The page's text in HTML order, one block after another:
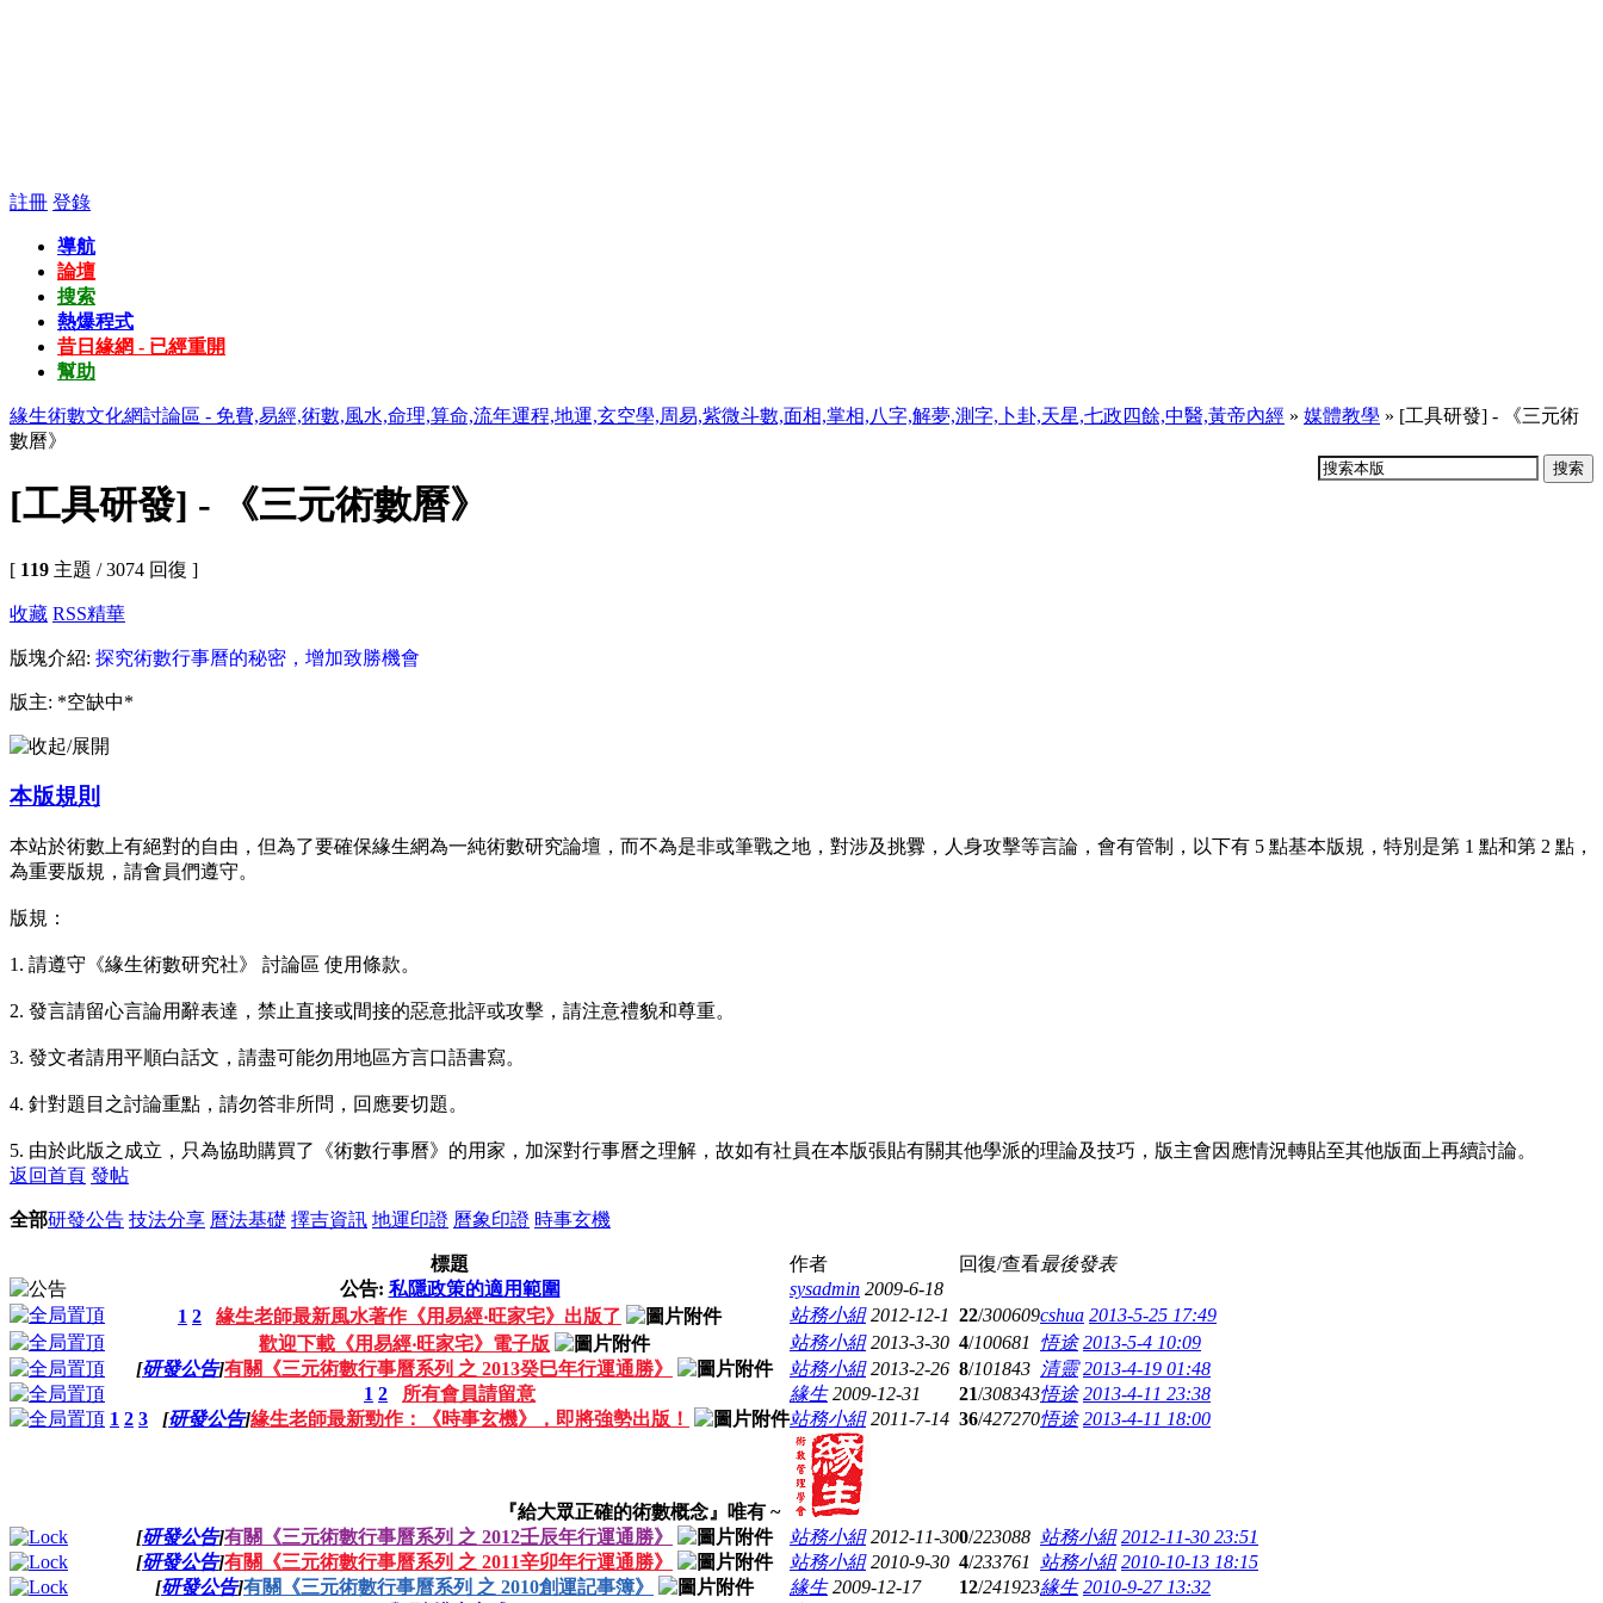
註冊 登錄
導航
論壇
搜索
熱爆程式
昔日緣網 - 已經重開
幫助
緣生術數文化網討論區 - 免費,易經,術數,風水,命理,算命,流年運程,地運,玄空學,周易,紫微斗數,面相,掌相,八字,解夢,測字,卜卦,天星,七政四餘,中醫,黃帝內經 » 媒體教學 » [工具研發] - 《三元術
數曆》
搜索
[工具研發] - 《三元術數曆》
[ 119 主題 / 3074 回復 ]
收藏 RSS精華
版塊介紹: 探究術數行事曆的秘密，增加致勝機會
版主: *空缺中*
本版規則
本站於術數上有絕對的自由，但為了要確保緣生網為一純術數研究論壇，而不為是非或筆戰之地，對涉及挑釁，人身攻擊等言論，會有管制，以下有 5 點基本版規，特別是第 1 點和第 2 點，
為重要版規，請會員們遵守。
版規：
1. 請遵守《緣生術數研究社》 討論區 使用條款。
2. 發言請留心言論用辭表達，禁止直接或間接的惡意批評或攻擊，請注意禮貌和尊重。
3. 發文者請用平順白話文，請盡可能勿用地區方言口語書寫。
4. 針對題目之討論重點，請勿答非所問，回應要切題。
5. 由於此版之成立，只為協助購買了《術數行事曆》的用家，加深對行事曆之理解，故如有社員在本版張貼有關其他學派的理論及技巧，版主會因應情況轉貼至其他版面上再續討論。
返回首頁 發帖
全部研發公告 技法分享 曆法基礎 擇吉資訊 地運印證 曆象印證 時事玄機
標題 作者 回復/查看最後發表
公告: 私隱政策的適用範圍 sysadmin 2009-6-18
1 2 緣生老師最新風水著作《用易經‧旺家宅》出版了 站務小組 2012-12-1 22/300609cshua 2013-5-25 17:49
歡迎下載《用易經‧旺家宅》電子版
站務小組 2013-3-30 4/100681 悟途 2013-5-4 10:09
[研發公告]有關《三元術數行事曆系列 之 2013癸巳年行運通勝》 站務小組 2013-2-26 8/101843 清靈 2013-4-19 01:48
1 2 所有會員請留意 緣生 2009-12-31 21/308343悟途 2013-4-11 23:38
1 2 3 [研發公告]緣生老師最新勁作：《時事玄機》，即將強勢出版！ 站務小組 2011-7-14 36/427270悟途 2013-4-11 18:00
『給大眾正確的術數概念』唯有 ~
[研發公告]有關《三元術數行事曆系列 之 2012壬辰年行運通勝》 站務小組 2012-11-300/223088 站務小組 2012-11-30 23:51
[研發公告]有關《三元術數行事曆系列 之 2011辛卯年行運通勝》 站務小組 2010-9-30 4/233761 站務小組 2010-10-13 18:15
[研發公告]有關《三元術數行事曆系列 之 2010創運記事簿》 緣生 2009-12-17 12/241923緣生 2010-9-27 13:32